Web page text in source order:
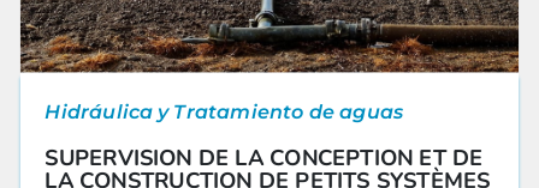
Hidráulica y Tratamiento de aguas
SUPERVISION DE LA CONCEPTION ET DE
LA CONSTRUCTION DE PETITS SYSTÈMES